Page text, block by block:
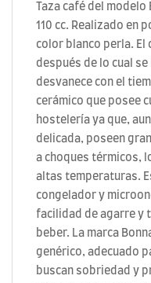
Taza café del
110 cc. Realizado en
color blanco perla. El
después de lo cual
desvanece con el
cerámico que posee
hostelería ya que,
delicada, poseen
a choques térmicos,
altas temperaturas.
congelador y
facilidad de agarre y
beber. La marca
genérico, adecuado
buscan sobriedad y